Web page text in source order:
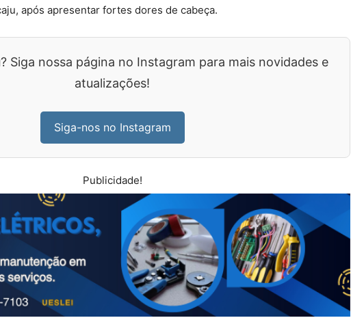
após apresentar fortes dores de cabeça.
Siga nossa página no Instagram para mais novidades e
atualizações!
Siga-nos no Instagram
Publicidade!